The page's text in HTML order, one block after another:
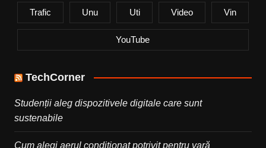
Trafic Unu Uti Video Vin
YouTube
TechCorner
Studenții aleg dispozitivele digitale care sunt
sustenabile
Cum alegi aerul condiționat potrivit pentru vară